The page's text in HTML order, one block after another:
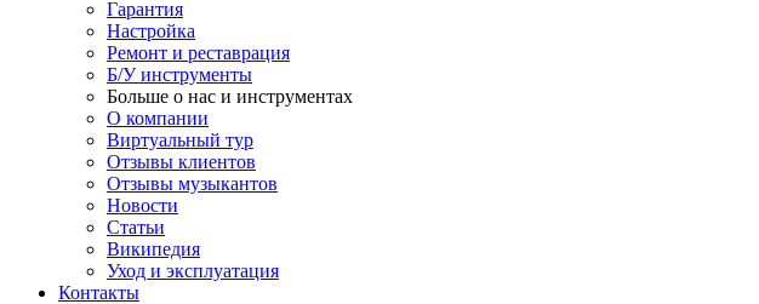
Гарантия
Настройка
Ремонт и реставрация
Б/У инструменты
Больше о нас и инструментах
О компании
Виртуальный тур
Отзывы клиентов
Отзывы музыкантов
Новости
Статьи
Википедия
Уход и эксплуатация
Контакты